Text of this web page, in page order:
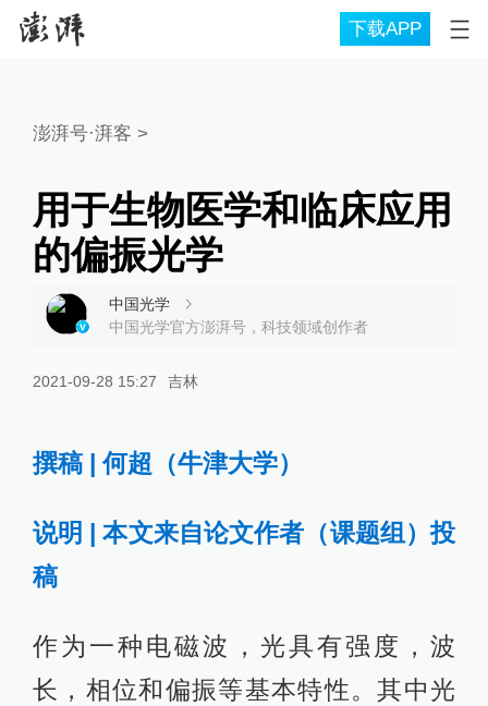
下载APP
澎湃号·湃客 >
用于生物医学和临床应用
的偏振光学
中国光学
中国光学官方澎湃号，科技领域创作者
2021-09-28 15:27 吉林
撰稿 | 何超（牛津大学）
说明 | 本文来自论文作者（课题组）投
稿
作为一种电磁波，光具有强度，波
长，相位和偏振等基本特性。其中光